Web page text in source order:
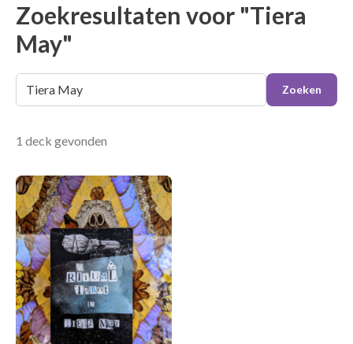
Zoekresultaten voor "Tiera
May"
Zoeken
1 deck gevonden